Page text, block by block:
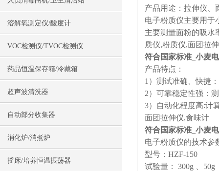
溶解氧测定仪/酸度计
VOC检测仪/TVOC检测仪
药品恒温保存箱/冷藏箱
超声波清洗器
自动部分收集器
消化炉/消煮炉
摇床/培养恒温振荡器
产品用途：拉伸仪、
电子粉质仪主要用于
主要测量面粉的吸水
质仪,粉质仪,面团拉
符合国家标准_小麦
产品特点：
1）测试准确、快捷
2）可靠稳定性强：
3）自动化程度高:计
面团拉伸仪,食味计
符合国家标准_小麦
电子粉质仪的技术参
型号：HZF-150
试验量： 300g 、50g